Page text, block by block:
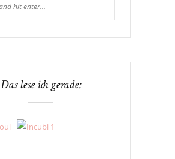
Das lese ich gerade: